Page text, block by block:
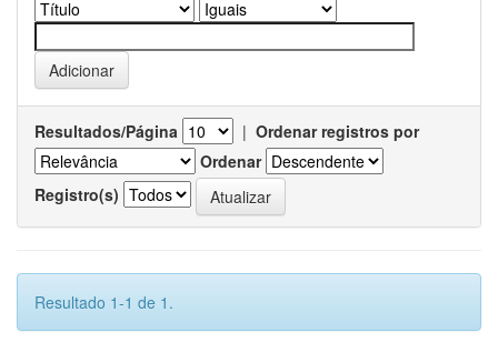
Resultados/Página | Ordenar registros por
Ordenar
Registro(s)
Resultado 1-1 de 1.